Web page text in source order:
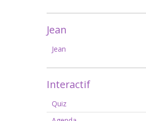
Jean
Jean
Interactif
Quiz